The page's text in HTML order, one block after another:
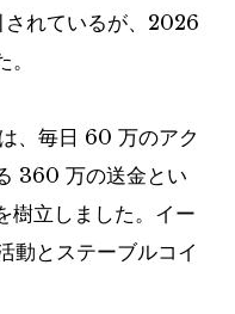
されているが、2026
、毎日 60 万のアク
360 万の送金とい
樹立しました。イー
動とステーブルコイ